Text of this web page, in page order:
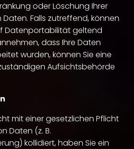
oder Löschung Ihrer
Falls zutreffend, können
Datenportabilität geltend
dass Ihre Daten
wurden, können Sie eine
Aufsichtsbehörde
mit einer gesetzlichen Pflicht
Daten (z. B.
kollidiert, haben Sie ein